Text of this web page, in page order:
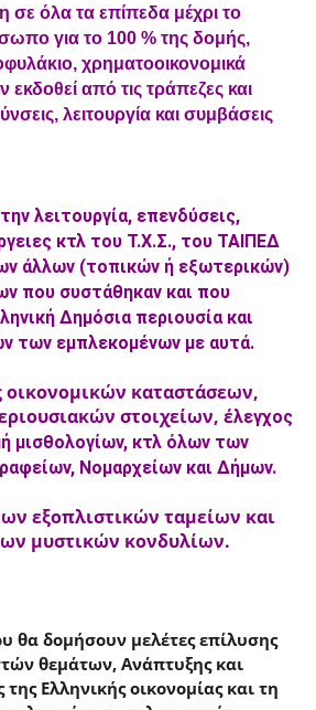
σε όλα τα επίπεδα μέχρι το
για το 100 % της δομής,
χρηματοοικονομικά
εκδοθεί από τις τράπεζες και
λειτουργία και συμβάσεις
λειτουργία, επενδύσεις,
κτλ του Τ.Χ.Σ., του ΤΑΙΠΕΔ
άλλων (τοπικών ή εξωτερικών)
που συστάθηκαν και που
Δημόσια περιουσία και
των εμπλεκομένων με αυτά.
οικονομικών καταστάσεων,
στοιχείων, έλεγχος
μισθολογίων, κτλ όλων των
Νομαρχείων και Δήμων.
εξοπλιστικών ταμείων και
μυστικών κονδυλίων.
θα δομήσουν μελέτες επίλυσης
θεμάτων, Ανάπτυξης και
Ελληνικής οικονομίας και τη